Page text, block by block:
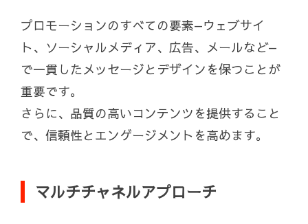
プロモーションのすべての要素—ウェブサイ
ト、ソーシャルメディア、広告、メールなど—
で一貫したメッセージとデザインを保つことが
重要です。
さらに、品質の高いコンテンツを提供すること
で、信頼性とエンゲージメントを高めます。
マルチチャネルアプローチ